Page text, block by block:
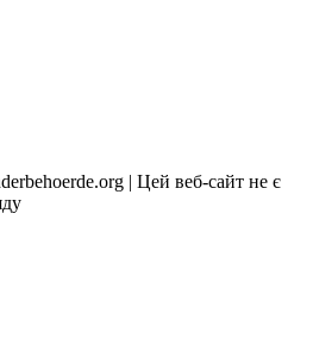
| Цей веб-сайт не є